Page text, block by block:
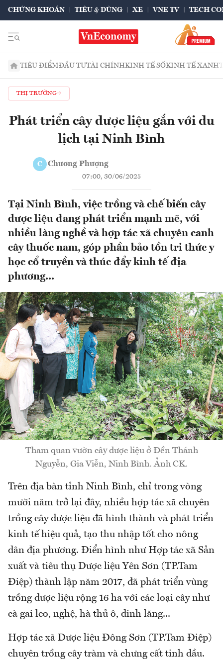
CHỨNG KHOÁN TIÊU & DÙNG XE VNE TV TECH
TIÊU ĐIỂMĐẦU TƯTÀI CHÍNHKINH TẾ SỐKINH TẾ XANH
THỊ TRƯỜNG
Phát triển cây dược liệu gắn với du
lịch tại Ninh Bình
C Chương Phượng
07:00, 30/06/2025
Tại Ninh Bình, việc trồng và chế biến cây
dược liệu đang phát triển mạnh mẽ, với
nhiều làng nghề và hợp tác xã chuyên canh
cây thuốc nam, góp phần bảo tồn tri thức y
học cổ truyền và thúc đẩy kinh tế địa
phương...
Tham quan vườn cây dược liệu ở Đền Thánh
Nguyễn, Gia Viễn, Ninh Bình. Ảnh CK.
Trên địa bàn tỉnh Ninh Bình, chỉ trong vòng
mười năm trở lại đây, nhiều hợp tác xã chuyên
trồng cây dược liệu đã hình thành và phát triển
kinh tế hiệu quả, tạo thu nhập tốt cho nông
dân địa phương. Điển hình như Hợp tác xã Sản
xuất và tiêu thụ Dược liệu Yên Sơn (TP.Tam
Điệp) thành lập năm 2017, đã phát triển vùng
trồng dược liệu rộng 16 ha với các loại cây như
cà gai leo, nghệ, hà thủ ô, đinh lăng...
Hợp tác xã Dược liệu Đông Sơn (TP.Tam Điệp)
chuyên trồng cây tràm và chưng cất tinh dầu.